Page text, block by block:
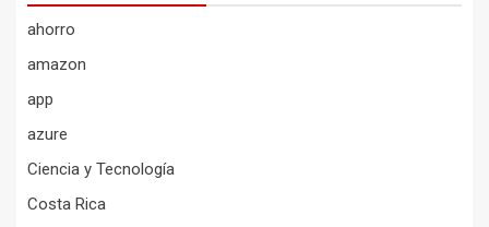
ahorro
amazon
app
azure
Ciencia y Tecnología
Costa Rica